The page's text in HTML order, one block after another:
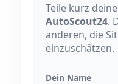
Teile kurz
AutoScout24.
anderen, die
einzuschätzen.
Dein Name